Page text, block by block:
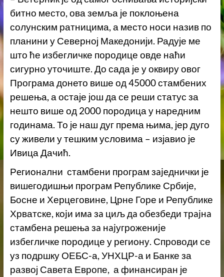
битно место, ова земља је поклоњена
солунским ратницима, а место носи назив по
планини у Северној Македонији. Радује ме
што ће избегличке породице овде наћи
сигурно уточиште. До сада је у оквиру овог
Програма донето више од 45000 стамбених
решења, а остаје још да се реши статус за
нешто више од 2000 породица у наредним
годинама. То је наш дуг према њима, јер дуго
су живели у тешким условима – изјавио је
Ивица Дачић.
Рeгиoнaлни стамбени програм зajeднички је
вишeгoдишњи прoгрaм Републике Србије,
Босне и Херцеговине, Црне Горе и Републике
Хрватске, кojи имa зa циљ дa oбeзбeди трajнa
стaмбeнa рeшeњa зa нajугрoжeниjе
избeгличке пoрoдице у рeгиoну. Спроводи се
уз подршку ОЕБС-а, УНХЦР-а и Банке за
развој Савета Европе, а финансиран је